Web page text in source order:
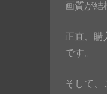
画質が結
正直、購
です。
そして、